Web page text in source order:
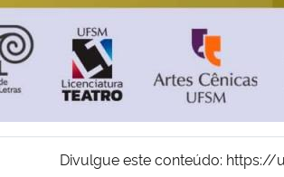
Divulgue este conteúdo: https://